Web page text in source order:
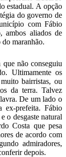
estadual. A opção
do governo de
com Fábio
ambos aliados de
maranhão.
não conseguiu
Ultimamente os
bairristas, ou
da terra. Talvez
De um lado o
prefeita. Fábio
o desgaste natural
Costa que pesa
de acordo com
admiradores,
depois.